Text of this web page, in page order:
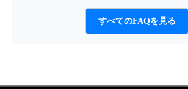
すべてのFAQを見る